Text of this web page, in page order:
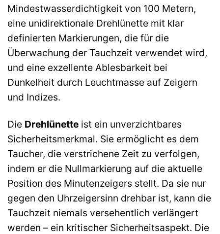
Mindestwasserdichtigkeit von 100 Metern,
eine unidirektionale Drehlünette mit klar
definierten Markierungen, die für die
Überwachung der Tauchzeit verwendet wird,
und eine exzellente Ablesbarkeit bei
Dunkelheit durch Leuchtmasse auf Zeigern
und Indizes.
Die Drehlünette ist ein unverzichtbares
Sicherheitsmerkmal. Sie ermöglicht es dem
Taucher, die verstrichene Zeit zu verfolgen,
indem er die Nullmarkierung auf die aktuelle
Position des Minutenzeigers stellt. Da sie nur
gegen den Uhrzeigersinn drehbar ist, kann die
Tauchzeit niemals versehentlich verlängert
werden – ein kritischer Sicherheitsaspekt. Die